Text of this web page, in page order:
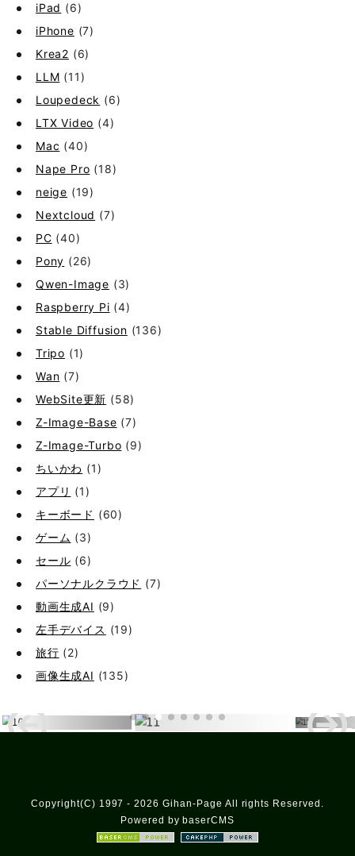
iPad (6)
iPhone (7)
Krea2 (6)
LLM (11)
Loupedeck (6)
LTX Video (4)
Mac (40)
Nape Pro (18)
neige (19)
Nextcloud (7)
PC (40)
Pony (26)
Qwen-Image (3)
Raspberry Pi (4)
Stable Diffusion (136)
Tripo (1)
Wan (7)
WebSite更新 (58)
Z-Image-Base (7)
Z-Image-Turbo (9)
ちいかわ (1)
アプリ (1)
キーボード (60)
ゲーム (3)
セール (6)
パーソナルクラウド (7)
動画生成AI (9)
左手デバイス (19)
旅行 (2)
画像生成AI (135)
Copyright(C) 1997 - 2026 Gihan-Page All rights Reserved.
Powered by baserCMS